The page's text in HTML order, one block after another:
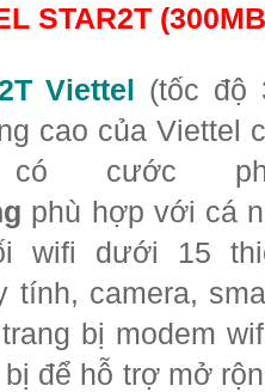
STAR2T
Viettel (tốc độ
cao của Viettel
có cước
phù hợp với cá
wifi dưới 15
tính, camera,
bị modem
để hỗ trợ mở